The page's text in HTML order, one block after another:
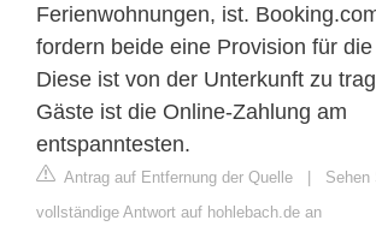
Ferienwohnungen, ist.
fordern beide eine Provision für
Diese ist von der Unterkunft zu
Gäste ist die Online-Zahlung am
entspanntesten.
Antrag auf Entfernung der Quelle | Sehen
vollständige Antwort auf hohlebach.de an